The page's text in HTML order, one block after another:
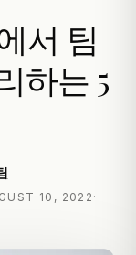
서 팀
하는 5
10, 2022 ·